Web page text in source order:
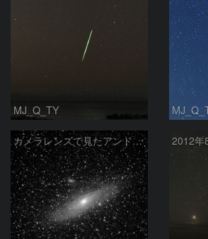
MJ_Q_TY
カメラレンズで見たアンドロメダ銀河